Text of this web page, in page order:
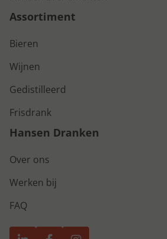
Assortiment
Bieren
Wijnen
Gedistilleerd
Frisdrank
Hansen Dranken
Over ons
Werken bij
FAQ